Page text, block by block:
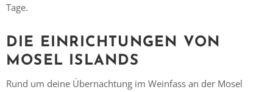
Tage.
DIE EINRICHTUNGEN VON
MOSEL ISLANDS
Rund um deine Übernachtung im Weinfass an der Mosel